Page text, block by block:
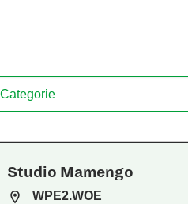
Studio Mamengo
WPE2.WOE